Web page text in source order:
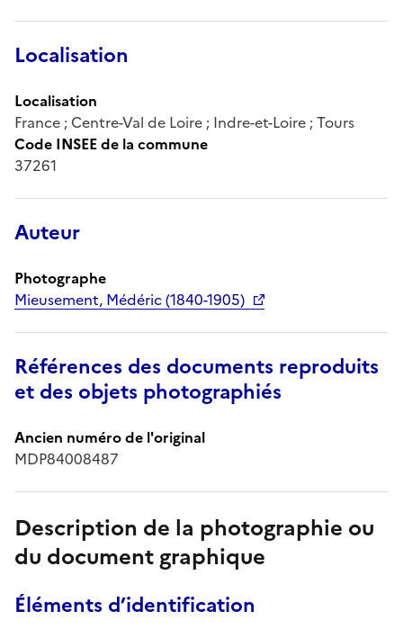
Localisation
Localisation
France ; Centre-Val de Loire ; Indre-et-Loire ; Tours
Code INSEE de la commune
37261
Auteur
Photographe
Mieusement, Médéric (1840-1905)
Références des documents reproduits
et des objets photographiés
Ancien numéro de l'original
MDP84008487
Description de la photographie ou
du document graphique
Éléments d’identification